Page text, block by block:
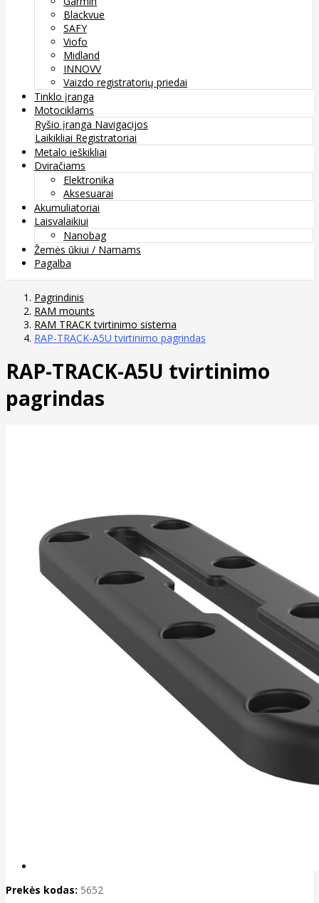
Blackvue
SAFY
Viofo
Midland
INNOVV
Vaizdo registratorių priedai
Tinklo įranga
Motociklams
Ryšio įranga Navigacijos
Laikikliai Registratoriai
Metalo ieškikliai
Dviračiams
Elektronika
Aksesuarai
Akumuliatoriai
Laisvalaikiui
Nanobag
Žemės ūkiui / Namams
Pagalba
Pagrindinis
RAM mounts
RAM TRACK tvirtinimo sistema
RAP-TRACK-A5U tvirtinimo pagrindas
RAP-TRACK-A5U tvirtinimo
pagrindas
Prekės kodas: 5652